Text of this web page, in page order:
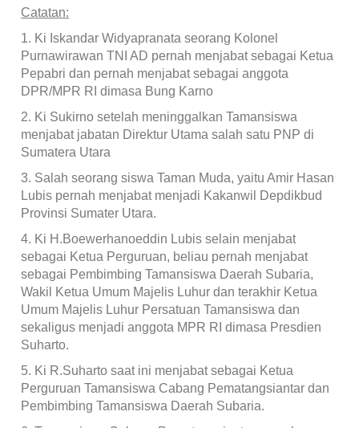
Catatan:
1. Ki Iskandar Widyapranata seorang Kolonel
Purnawirawan TNI AD pernah menjabat sebagai Ketua
Pepabri dan pernah menjabat sebagai anggota
DPR/MPR RI dimasa Bung Karno
2. Ki Sukirno setelah meninggalkan Tamansiswa
menjabat jabatan Direktur Utama salah satu PNP di
Sumatera Utara
3. Salah seorang siswa Taman Muda, yaitu Amir Hasan
Lubis pernah menjabat menjadi Kakanwil Depdikbud
Provinsi Sumater Utara.
4. Ki H.Boewerhanoeddin Lubis selain menjabat
sebagai Ketua Perguruan, beliau pernah menjabat
sebagai Pembimbing Tamansiswa Daerah Subaria,
Wakil Ketua Umum Majelis Luhur dan terakhir Ketua
Umum Majelis Luhur Persatuan Tamansiswa dan
sekaligus menjadi anggota MPR RI dimasa Presdien
Suharto.
5. Ki R.Suharto saat ini menjabat sebagai Ketua
Perguruan Tamansiswa Cabang Pematangsiantar dan
Pembimbing Tamansiswa Daerah Subaria.